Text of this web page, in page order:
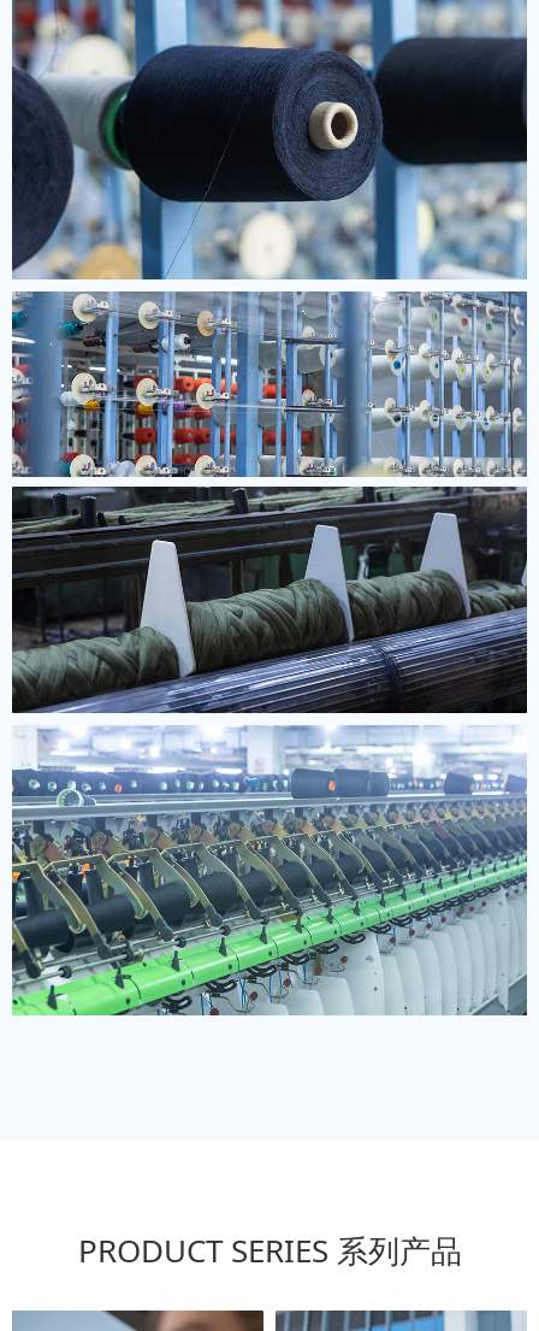
PRODUCT SERIES 系列产品